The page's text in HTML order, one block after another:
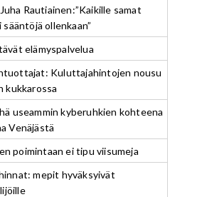
Rautiainen:”Kaikille samat
ollenkaan”
elämyspalvelua
Kuluttajahintojen nousu
kukkarossa
useammin kyberuhkien kohteena
Venäjästä
poimintaan ei tipu viisumeja
mepit hyväksyivät